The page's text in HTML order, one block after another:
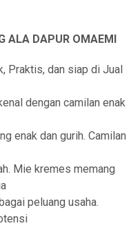
ALA DAPUR OMAEMI
Praktis, dan siap di Jual
dengan camilan enak
enak dan gurih. Camilan
Mie kremes memang
peluang usaha.